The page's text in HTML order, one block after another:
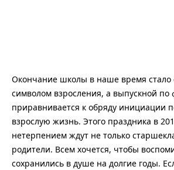
Окончание школы в наше время стало
символом взросления, а выпускной по
приравнивается к обряду инициации
взрослую жизнь. Этого праздника в
нетерпением ждут не только
родители. Всем хочется, чтобы
сохранились в душе на долгие годы.